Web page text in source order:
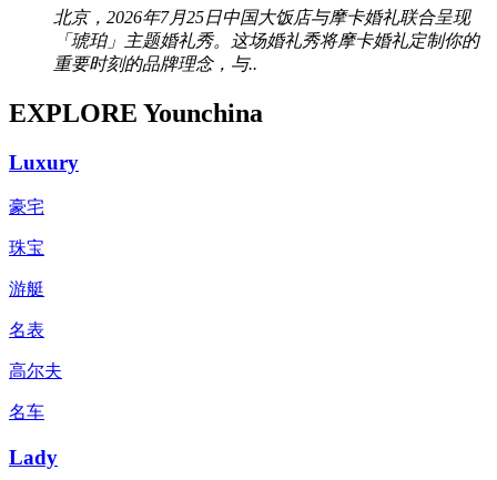
北京，2026年7月25日中国大饭店与摩卡婚礼联合呈现
「琥珀」主题婚礼秀。这场婚礼秀将摩卡婚礼定制你的
重要时刻的品牌理念，与..
EXPLORE Younchina
Luxury
豪宅
珠宝
游艇
名表
高尔夫
名车
Lady